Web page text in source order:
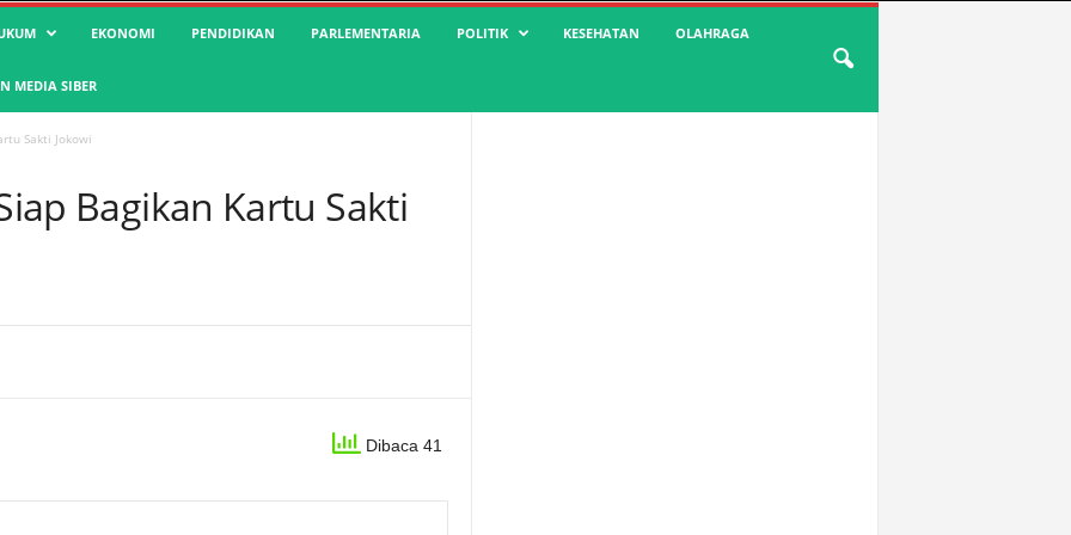
EKONOMI PENDIDIKAN PARLEMENTARIA POLITIK KESEHATAN OLAHRAGA
MEDIA SIBER
Sakti Jokowi
Bagikan Kartu Sakti
Dibaca 41